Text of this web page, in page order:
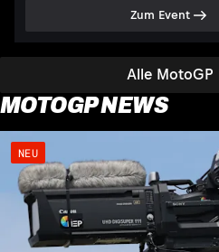
Alle MotoGP
Zum Event
MOTOGP NEWS
NEU